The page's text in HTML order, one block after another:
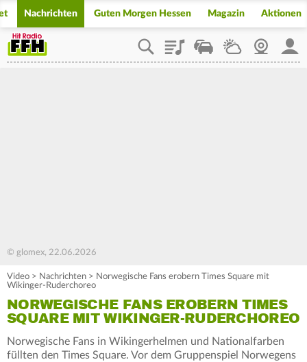
Nachrichten Guten Morgen Hessen Magazin Aktionen
PlaylistStaupilotWetterWebcam
© glomex, 22.06.2026
Video > Nachrichten > Norwegische Fans erobern Times Square mit
Wikinger-Ruderchoreo
NORWEGISCHE FANS EROBERN TIMES
SQUARE MIT WIKINGER-RUDERCHOREO
Norwegische Fans in Wikingerhelmen und Nationalfarben
füllten den Times Square. Vor dem Gruppenspiel Norwegens